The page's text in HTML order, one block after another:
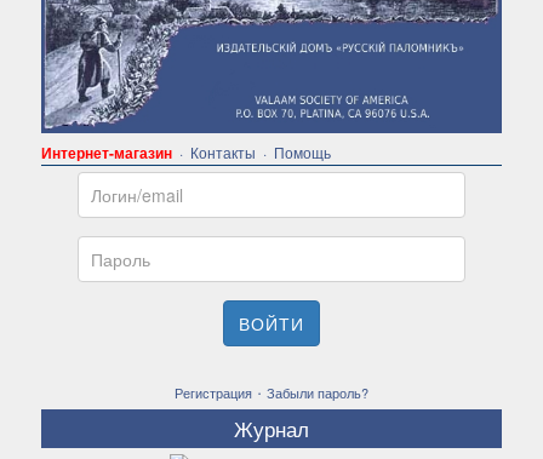
Интернет-магазин· Контакты · Помощь
Email
Пароль
ВОЙТИ
Регистрация· Забыли пароль?
Журнал